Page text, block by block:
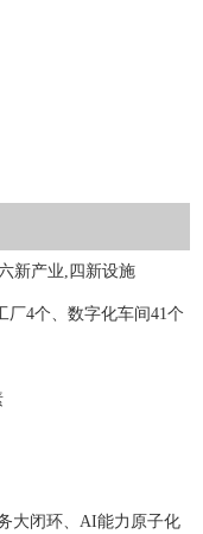
新产业,四新设施
厂4个、数字化车间41个
大闭环、AI能力原子化